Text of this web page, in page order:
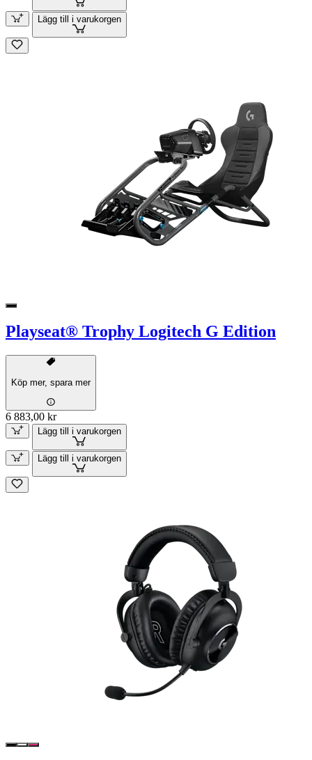
Lägg till i varukorgen
Playseat® Trophy Logitech G Edition
Köp mer, spara mer
6 883,00 kr
Lägg till i varukorgen
Lägg till i varukorgen